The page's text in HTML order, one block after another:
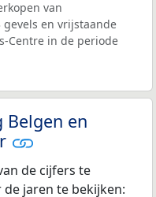
van
en vrijstaande
Centre in de periode
en
de cijfers te
jaren te bekijken: